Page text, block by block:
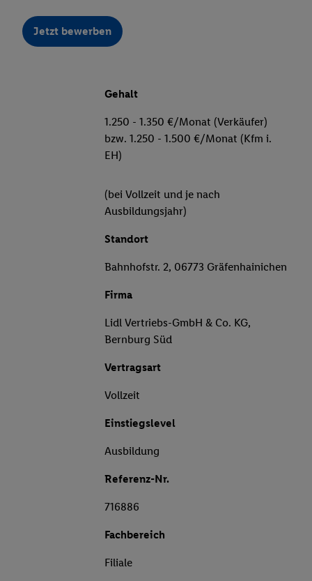
Jetzt bewerben
Gehalt
1.250 - 1.350 €/Monat (Verkäufer)
bzw. 1.250 - 1.500 €/Monat (Kfm i.
EH)
(bei Vollzeit und je nach
Ausbildungsjahr)
Standort
Bahnhofstr. 2, 06773 Gräfenhainichen
Firma
Lidl Vertriebs-GmbH & Co. KG,
Bernburg Süd
Vertragsart
Vollzeit
Einstiegslevel
Ausbildung
Referenz-Nr.
716886
Fachbereich
Filiale